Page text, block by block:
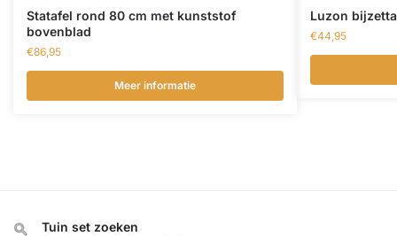
Statafel rond 80 cm met kunststof
bovenblad
€86,95
Meer informatie
Luzon
€44,95
Tuin set zoeken